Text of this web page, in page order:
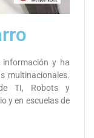
información y ha
multinacionales.
TI, Robots y
y en escuelas de